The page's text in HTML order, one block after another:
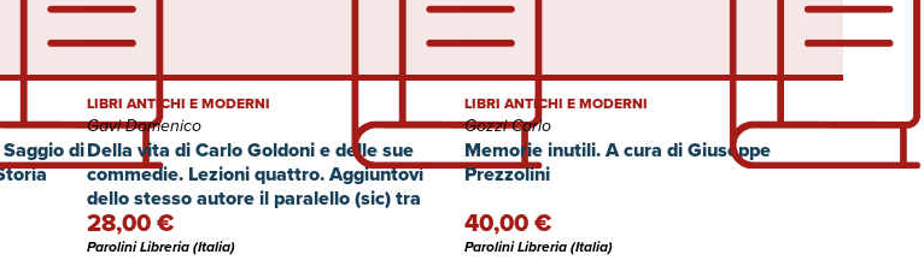
diDella vita di Carlo Goldoni e delle sue
commedie. Lezioni quattro. Aggiuntovi
dello stesso autore il paralello (sic) tra
esso Goldoni, il Metastasio e l'Alfieri
LIBRI ANTICHI E MODERNI
Gavi Domenico
28,00 €
Parolini Libreria (Italia)
Memorie inutili. A cura di Giuseppe
Prezzolini
LIBRI ANTICHI E MODERNI
Gozzi Carlo
40,00 €
Parolini Libreria (Italia)